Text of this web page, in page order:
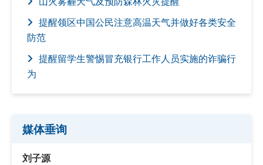
提醒领区中国公民注意高温天气并做好各类安全
防范
提醒留学生警惕冒充银行工作人员实施的诈骗行
为
媒体垂询
刘子源